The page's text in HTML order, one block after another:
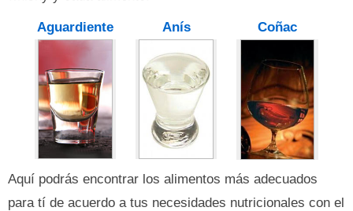
Aguardiente Anís Coñac
Aquí podrás encontrar los alimentos más adecuados
para tí de acuerdo a tus necesidades nutricionales con el